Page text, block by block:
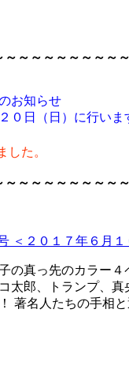
～～～～～～～～
お知らせ
日（日）に行いま
た。
～～～～～～～～
＜２０１７年６月
の真っ先のカラー４
太郎、トランプ、真
著名人たちの手相